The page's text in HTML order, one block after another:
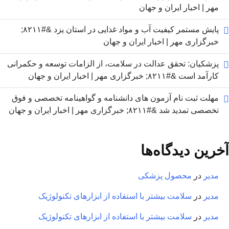
مهر | اخبار ایران و جهان
پایش مستمر کیفیت آب و مواد غذایی در استان یزد &#۸۲۱۱;
خبرگزاری مهر | اخبار ایران و جهان
پزشکیان: تحقق عدالت در سلامت، از الزامات توسعه و حکمرانی
کارآمد است &#۸۲۱۱; خبرگزاری مهر | اخبار ایران و جهان
مهلت ثبت نام آزمون های دانشنامه و گواهینامه تخصصی و فوق
تخصصی تمدید شد &#۸۲۱۱; خبرگزاری مهر | اخبار ایران و جهان
آخرین دیدگاه‌ها
مدیر در محصول پزشکی
مدیر در سلامت بیشتر با استفاده از ابزارهای تکنولوژیک
مدیر در سلامت بیشتر با استفاده از ابزارهای تکنولوژیک